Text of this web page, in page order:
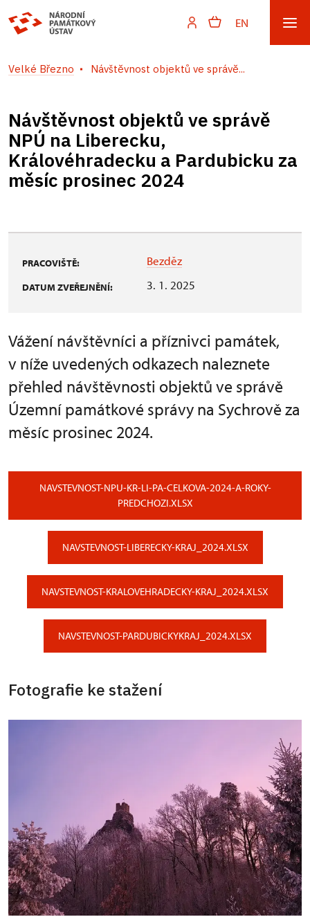
EN
Velké Březno Návštěvnost objektů ve správě...
Návštěvnost objektů ve správě
NPÚ na Liberecku,
Královéhradecku a Pardubicku za
měsíc prosinec 2024
PRACOVIŠTĚ: Bezděz
DATUM ZVEŘEJNĚNÍ: 3. 1. 2025
Vážení návštěvníci a příznivci památek,
v níže uvedených odkazech naleznete
přehled návštěvnosti objektů ve správě
Územní památkové správy na Sychrově za
měsíc prosinec 2024.
NAVSTEVNOST-NPU-KR-LI-PA-CELKOVA-2024-A-ROKY-
PREDCHOZI.XLSX
NAVSTEVNOST-LIBERECKY-KRAJ_2024.XLSX
NAVSTEVNOST-KRALOVEHRADECKY-KRAJ_2024.XLSX
NAVSTEVNOST-PARDUBICKYKRAJ_2024.XLSX
Fotografie ke stažení